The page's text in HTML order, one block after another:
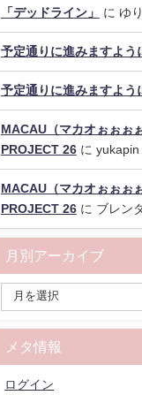
「デッドライン」
に ゆ
予定通りに進みますよう
予定通りに進みますよう
MACAU（マカオぉぉぉ
PROJECT 26に yukapin
MACAU（マカオぉぉぉ
PROJECT 26に ブレン
月別アーカイブ
メタ情報
ログイン